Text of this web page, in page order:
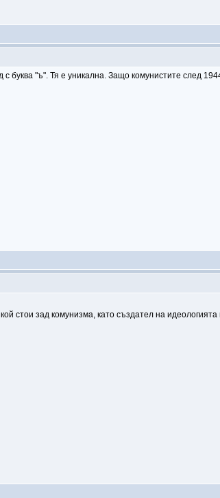
буква "ъ". Тя е уникална. Защо комунистите след
стои зад комунизма, като създател на